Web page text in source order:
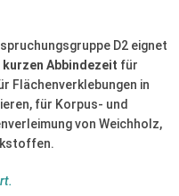
D2 eignet
Abbindezeit für
Flächenverklebungen in
für Korpus- und
von Weichholz,